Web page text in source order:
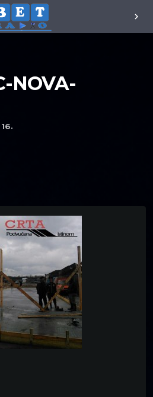
chevron_right
NOVA-